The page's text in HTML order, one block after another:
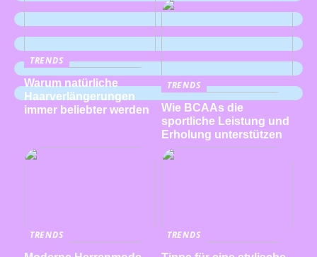
TRENDS
Warum natürliche
Haarverlängerungen
immer beliebter werden
TRENDS
Wie BCAAs die
sportliche Leistung und
Erholung unterstützen
TRENDS
TRENDS